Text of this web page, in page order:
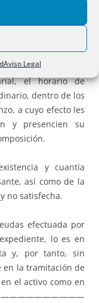
Aviso Legal
del inventario
de ** del presente
siguientes a la
a modo de una
dada la forma de
el horario de
dentro de los
a cuyo efecto les
y presencien su
y cuantía
así como de la
y no satisfecha.
efectuada por
lo es en
y, por tanto, sin
en la tramitación de
el activo como en